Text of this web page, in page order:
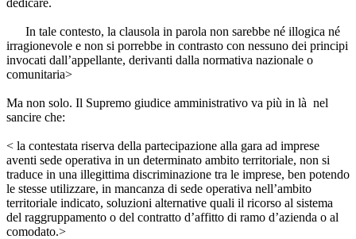
In tale contesto, la clausola in parola non sarebbe né illogica né
irragionevole e non si porrebbe in contrasto con nessuno dei principi
invocati dall’appellante, derivanti dalla normativa nazionale o
comunitaria>
Ma non solo. Il Supremo giudice amministrativo va più in là nel
sancire che:
< la contestata riserva della partecipazione alla gara ad imprese
aventi sede operativa in un determinato ambito territoriale, non si
traduce in una illegittima discriminazione tra le imprese, ben potendo
le stesse utilizzare, in mancanza di sede operativa nell’ambito
territoriale indicato, soluzioni alternative quali il ricorso al sistema
del raggruppamento o del contratto d’affitto di ramo d’azienda o al
comodato.>